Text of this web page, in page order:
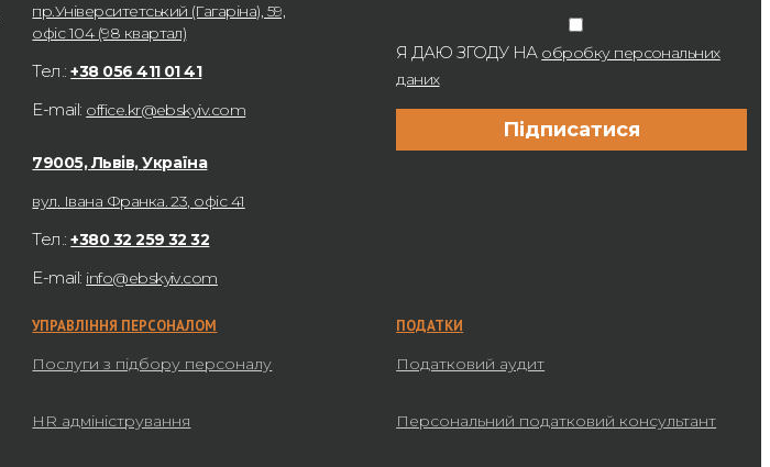
пр.Університетський (Гагаріна), 59,
офіс 104 (98 квартал)
Тел.:+38 056 411 01 41
E-mail: office.kr@ebskyiv.com
79005, Львів, Україна
вул. Івана Франка. 23, офіс 41
Тел.:+380 32 259 32 32
E-mail: info@ebskyiv.com
Я ДАЮ ЗГОДУ НА обробку персональних
даних
УПРАВЛІННЯ ПЕРСОНАЛОМ
Послуги з підбору персоналу
HR адміністрування
ПОДАТКИ
Податковий аудит
Персональний податковий консультант